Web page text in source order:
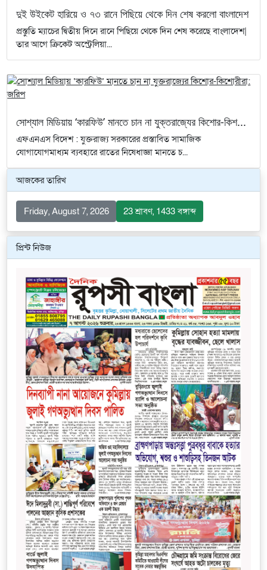
দুই উইকেট হারিয়ে ও ৭৩ রানে পিছিয়ে থেকে দিন শেষ করলো বাংলাদেশ
প্রস্তুতি ম্যাচের দ্বিতীয় দিনে রানে পিছিয়ে থেকে দিন শেষ করেছে বাংলাদেশ|
তার আগে ক্রিকেট অস্ট্রেলিয়া...
সোশ্যাল মিডিয়ায় ‘কারফিউ’ মানতে চান না যুক্তরাজ্যের কিশোর-কিশ...
এফএনএস বিদেশ : যুক্তরাজ্য সরকারের প্রস্তাবিত সামাজিক
যোগাযোগমাধ্যম ব্যবহারে রাতের নিষেধাজ্ঞা মানতে চ...
আজকের তারিখ
Friday, August 7, 2026 23 শ্রাবণ, 1433 বঙ্গাব্দ
প্রিন্ট নিউজ